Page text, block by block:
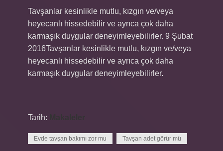
Tavşanlar kesinlikle mutlu, kızgın ve/veya
heyecanlı hissedebilir ve ayrıca çok daha
karmaşık duygular deneyimleyebilirler. 9 Şubat
2016Tavşanlar kesinlikle mutlu, kızgın ve/veya
heyecanlı hissedebilir ve ayrıca çok daha
karmaşık duygular deneyimleyebilirler.
Tarih:
Evde tavşan bakımı zor mu Tavşan adet görür mü